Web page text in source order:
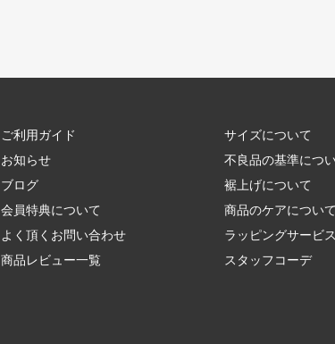
ご利用ガイド
お知らせ
ブログ
会員特典について
よく頂くお問い合わせ
商品レビュー一覧
サイズについて
不良品の基準につ
裾上げについて
商品のケアについて
ラッピングサービス
スタッフコーデ